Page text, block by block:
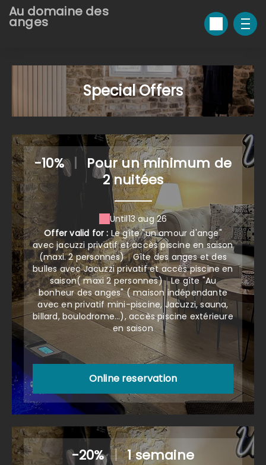
Au domaine des
anges
Special Offers
-10% | Pour un minimum de
2 nuitées
Until13 aug 26
Offer valid for : Le gîte "un amour d'ange"
avec jacuzzi privatif et accès piscine en saison
(maxi. 2 personnes) | Gîte des anges et des
bulles avec Jacuzzi privatif et accès piscine en
saison( maxi 2 personnes) | Le gîte "Au
bonheur des anges" ( maison indépendante
avec en privatif mini-piscine, Jacuzzi, sauna,
billard, boulodrome...), accès piscine extérieure
en saison
Online reservation
-20% | 1 semaine